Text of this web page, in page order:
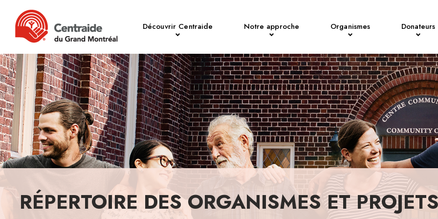
Découvrir Centraide Notre approche Organismes Donateurs
RÉPERTOIRE DES ORGANISMES ET